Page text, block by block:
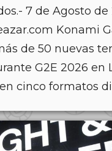
7 de Agosto de
Konami
de 50 nuevas
G2E 2026 en
cinco formatos